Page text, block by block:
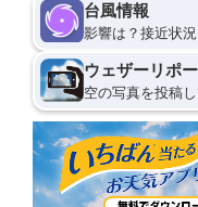
台風情報
影響は？接近状
ウェザーリポ
空の写真を投稿